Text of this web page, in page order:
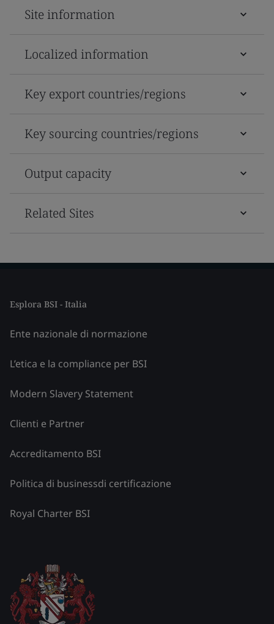
Site information
Localized information
Key export countries/regions
Key sourcing countries/regions
Output capacity
Related Sites
Esplora BSI - Italia
Ente nazionale di normazione
L’etica e la compliance per BSI
Modern Slavery Statement
Clienti e Partner
Accreditamento BSI
Politica di businessdi certificazione
Royal Charter BSI